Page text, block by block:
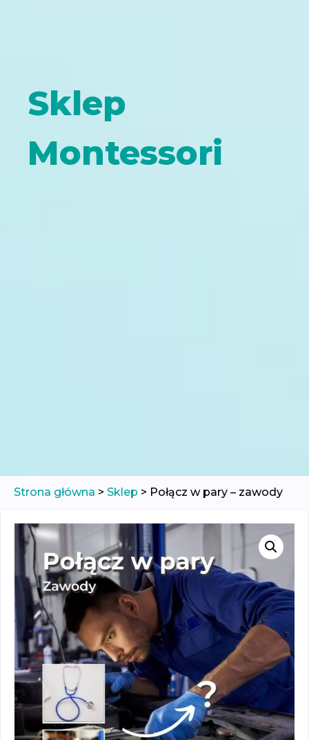
Sklep
Montessori
Strona główna > Sklep > Połącz w pary – zawody